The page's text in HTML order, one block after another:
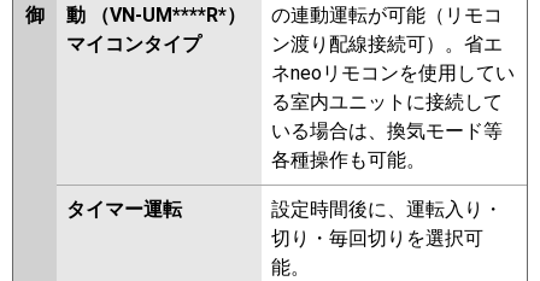
御
動 （VN-UM****R*）
マイコンタイプ
の連動運転が可能（リモコ
ン渡り配線接続可）。省エ
ネneoリモコンを使用してい
る室内ユニットに接続して
いる場合は、換気モード等
各種操作も可能。
タイマー運転
設定時間後に、運転入り・
切り・毎回切りを選択可
能。